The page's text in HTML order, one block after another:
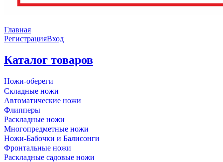
Главная
РегистрацияВход
Каталог товаров
Ножи-обереги
Складные ножи
Автоматические ножи
Флипперы
Раскладные ножи
Многопредметные ножи
Ножи-Бабочки и Балисонги
Фронтальные ножи
Раскладные садовые ножи